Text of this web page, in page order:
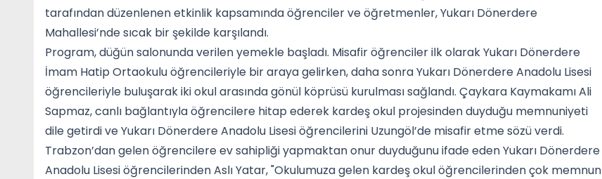
tarafından düzenlenen etkinlik kapsamında öğrenciler ve öğretmenler, Yukarı Dönerdere
Mahallesi’nde sıcak bir şekilde karşılandı.
Program, düğün salonunda verilen yemekle başladı. Misafir öğrenciler ilk olarak Yukarı Dönerdere
İmam Hatip Ortaokulu öğrencileriyle bir araya gelirken, daha sonra Yukarı Dönerdere Anadolu Lisesi
öğrencileriyle buluşarak iki okul arasında gönül köprüsü kurulması sağlandı. Çaykara Kaymakamı Ali
Sapmaz, canlı bağlantıyla öğrencilere hitap ederek kardeş okul projesinden duyduğu memnuniyeti
dile getirdi ve Yukarı Dönerdere Anadolu Lisesi öğrencilerini Uzungöl’de misafir etme sözü verdi.
Trabzon’dan gelen öğrencilere ev sahipliği yapmaktan onur duyduğunu ifade eden Yukarı Dönerdere
Anadolu Lisesi öğrencilerinden Aslı Yatar, "Okulumuza gelen kardeş okul öğrencilerinden çok memnun